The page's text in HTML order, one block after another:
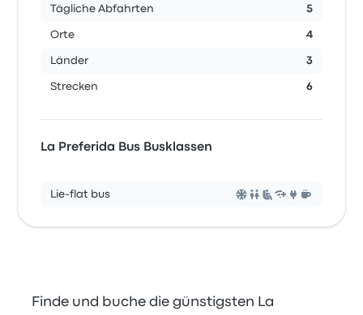
Tägliche Abfahrten 5
Orte 4
Länder 3
Strecken 6
La Preferida Bus Busklassen
Lie-flat bus
Finde und buche die günstigsten La